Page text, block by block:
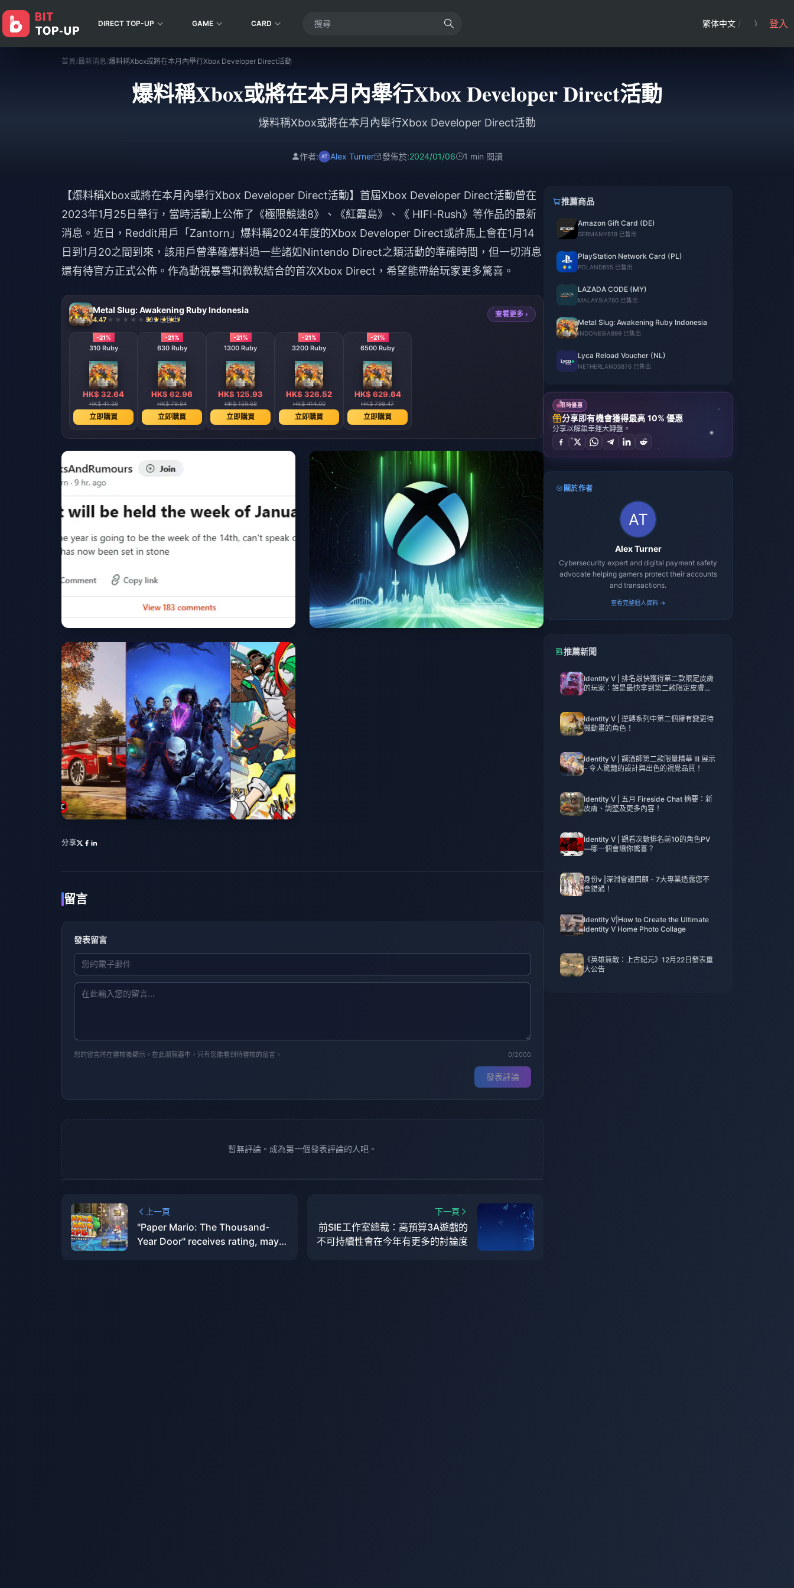
DIRECT TOP-UP GAME CARD 繁体中文 / 登入
首頁/最新消息/爆料稱Xbox或將在本月內舉行Xbox Developer Direct活動
爆料稱Xbox或將在本月內舉行Xbox Developer Direct活動
爆料稱Xbox或將在本月內舉行Xbox Developer Direct活動
作者: Alex Turner 發佈於:2024/01/06 1 min 閱讀
【爆料稱Xbox或將在本月內舉行Xbox Developer Direct活動】首屆Xbox Developer Direct活動曾在
2023年1月25日舉行，當時活動上公佈了《極限競速8》、《紅霞島》、《 HIFI-Rush》等作品的最新
消息。近日，Reddit用戶「Zantorn」爆料稱2024年度的Xbox Developer Direct或許馬上會在1月14
日到1月20之間到來，該用戶曾準確爆料過一些諸如Nintendo Direct之類活動的準確時間，但一切消息
還有待官方正式公佈。作為動視暴雪和微軟結合的首次Xbox Direct，希望能帶給玩家更多驚喜。
Metal Slug: Awakening Ruby Indonesia
4.47 899 已售出
查看更多 ›
-21%
310 Ruby
HK$ 32.64
HK$ 41.39
立即購買
-21%
630 Ruby
HK$ 62.96
HK$ 79.84
立即購買
-21%
1300 Ruby
HK$ 125.93
HK$ 159.68
立即購買
-21%
3200 Ruby
HK$ 326.52
HK$ 414.00
立即購買
-21%
6500 Ruby
HK$ 629.64
HK$ 798.47
立即購買
分享
留言
發表留言
您的留言將在審核後顯示。在此瀏覽器中，只有您能看到待審核的留言。 0/2000
發表評論
暫無評論。成為第一個發表評論的人吧。
上一頁
"Paper Mario: The Thousand-
Year Door" receives rating, may
下一頁
前SIE工作室總裁：高預算3A遊戲的
不可持續性會在今年有更多的討論度
推薦商品
Amazon Gift Card (DE)
GERMANY619 已售出
PlayStation Network Card (PL)
POLAND855 已售出
LAZADA CODE (MY)
MALAYSIA760 已售出
Metal Slug: Awakening Ruby Indonesia
INDONESIA899 已售出
Lyca Reload Voucher (NL)
NETHERLANDS876 已售出
限時優惠
分享即有機會獲得最高 10% 優惠
分享以解鎖幸運大轉盤。
關於作者
Alex Turner
Cybersecurity expert and digital payment safety
advocate helping gamers protect their accounts
and transactions.
查看完整個人資料 →
推薦新聞
Identity V | 排名最快獲得第二款限定皮膚
的玩家：誰是最快拿到第二款限定皮膚
Identity V | 逆轉系列中第二個擁有變更待
機動畫的角色！
Identity V | 調酒師第二款限量精華 III 展示
– 令人驚豔的設計與出色的視覺品質！
Identity V | 五月 Fireside Chat 摘要：新
皮膚、調整及更多內容！
Identity V | 觀看次數排名前10的角色PV
—哪一個會讓你驚喜？
身份v |深淵會議回顧 - 7大專業透露您不
會錯過！
Identity V|How to Create the Ultimate
Identity V Home Photo Collage
《英雄無敵：上古紀元》12月22日發表重
大公告